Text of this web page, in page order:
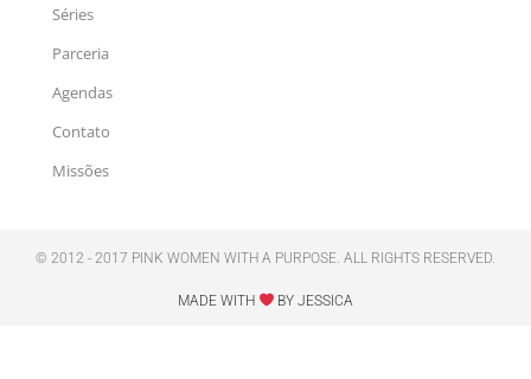
Séries
Parceria
Agendas
Contato
Missões
© 2012 - 2017 PINK WOMEN WITH A PURPOSE. ALL RIGHTS RESERVED.
MADE WITH BY JESSICA